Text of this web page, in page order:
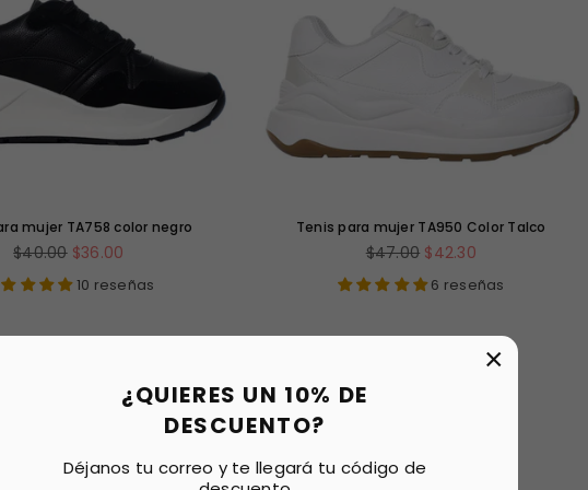
¿QUIERES UN 10% DE
DESCUENTO?
Déjanos tu correo y te llegará tu código de
×
mujer TA758 color negro
Precio
$40.00 $36.00
10 reseñas
Tenis para mujer TA950 Color Talco
Precio
$47.00 $42.30
6 reseñas
AGOTADO